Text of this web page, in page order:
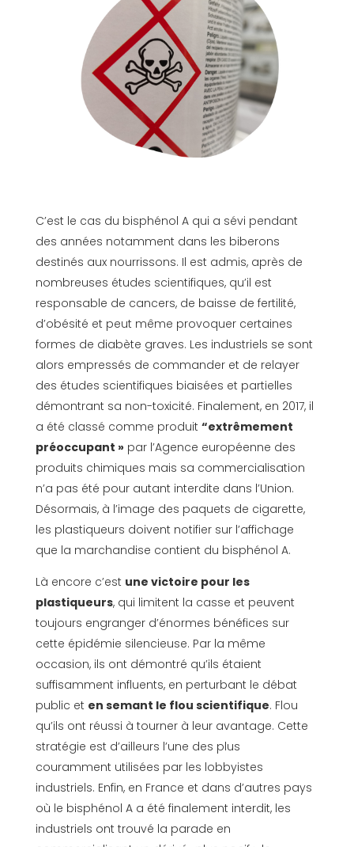
C’est le cas du bisphénol A qui a sévi pendant
des années notamment dans les biberons
destinés aux nourrissons. Il est admis, après de
nombreuses études scientifiques, qu’il est
responsable de cancers, de baisse de fertilité,
d’obésité et peut même provoquer certaines
formes de diabète graves. Les industriels se sont
alors empressés de commander et de relayer
des études scientifiques biaisées et partielles
démontrant sa non-toxicité. Finalement, en 2017, il
a été classé comme produit “extrêmement
préoccupant »par l’Agence européenne des
produits chimiques mais sa commercialisation
n’a pas été pour autant interdite dans l’Union.
Désormais, à l’image des paquets de cigarette,
les plastiqueurs doivent notifier sur l’affichage
que la marchandise contient du bisphénol A.
Là encore c’est une victoire pour les
plastiqueurs, qui limitent la casse et peuvent
toujours engranger d’énormes bénéfices sur
cette épidémie silencieuse. Par la même
occasion, ils ont démontré qu’ils étaient
suffisamment influents, en perturbant le débat
public et en semant le flou scientifique. Flou
qu’ils ont réussi à tourner à leur avantage. Cette
stratégie est d’ailleurs l’une des plus
couramment utilisées par les lobbyistes
industriels. Enfin, en France et dans d’autres pays
où le bisphénol A a été finalement interdit, les
industriels ont trouvé la parade en